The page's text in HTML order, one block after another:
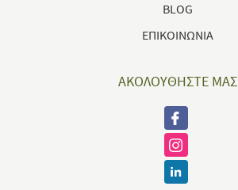
BLOG
ΕΠΙΚΟΙΝΩΝΙΑ
ΑΚΟΛΟΥΘΗΣΤΕ ΜΑΣ